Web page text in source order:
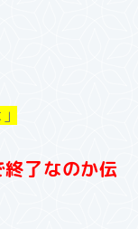
了なのか伝